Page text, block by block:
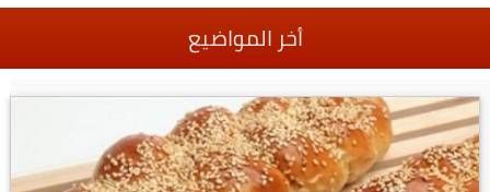
أخر المواضيع